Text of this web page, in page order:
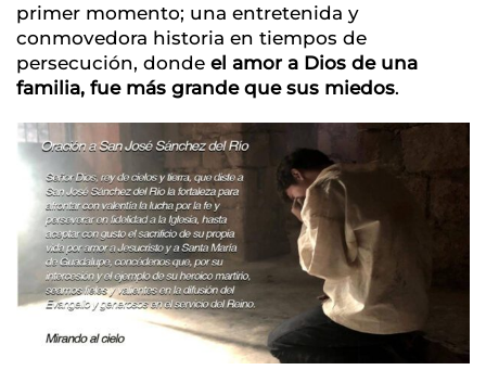
primer momento; una entretenida y
conmovedora historia en tiempos de
persecución, donde el amor a Dios de una
familia, fue más grande que sus miedos.